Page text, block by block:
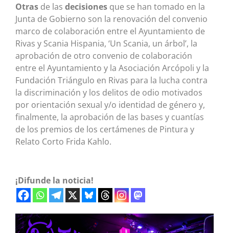
Otras de las decisiones que se han tomado en la
Junta de Gobierno son la renovación del convenio
marco de colaboración entre el Ayuntamiento de
Rivas y Scania Hispania, ‘Un Scania, un árbol’, la
aprobación de otro convenio de colaboración
entre el Ayuntamiento y la Asociación Arcópoli y la
Fundación Triángulo en Rivas para la lucha contra
la discriminación y los delitos de odio motivados
por orientación sexual y/o identidad de género y,
finalmente, la aprobación de las bases y cuantías
de los premios de los certámenes de Pintura y
Relato Corto Frida Kahlo.
¡Difunde la noticia!